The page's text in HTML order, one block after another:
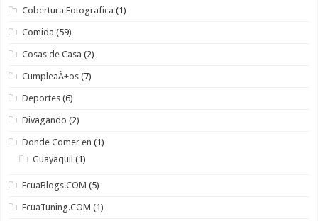
Cobertura Fotografica (1)
Comida (59)
Cosas de Casa (2)
CumpleaÃ±os (7)
Deportes (6)
Divagando (2)
Donde Comer en (1)
Guayaquil (1)
EcuaBlogs.COM (5)
EcuaTuning.COM (1)